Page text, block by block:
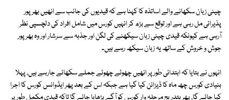
چینی زبان سکھانے والے اساتذہ کا کہنا ہے کہ قیدیوں کی جانب سے انھیں بھرپور
پذیرائی مل رہی ہے اور توقع سے بڑھ کر انہیں کورس میں شامل افراد کی دلچسپی نظر
آرہی ہے کیونکہ قیدی چینی زبان سیکھنے کی لگن اور جذبہ سے سرشار اور وہ بھرپور
جوش و خروش کے ساتھ یہ زبان سیکھ رہے ہیں۔
انہوں نے بتایا کہ ابتدائی طور پر انھیں چھوٹے چھوٹے جملے سکھائے جارہے ہیں، پہلا
بنیادی کورس چھ ماہ کا ڈیزائن کیا گیا ہے جبکہ اس کے بعد پھر ایڈوانس کورس کا اجرا
کیا جائے گا، پھر بتدریج مرحلہ وار کورس کو آگے بڑھایا جائے گا تاکہ قیدی مکمل طور پر